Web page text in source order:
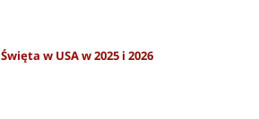
Święta w USA w 2025 i 2026